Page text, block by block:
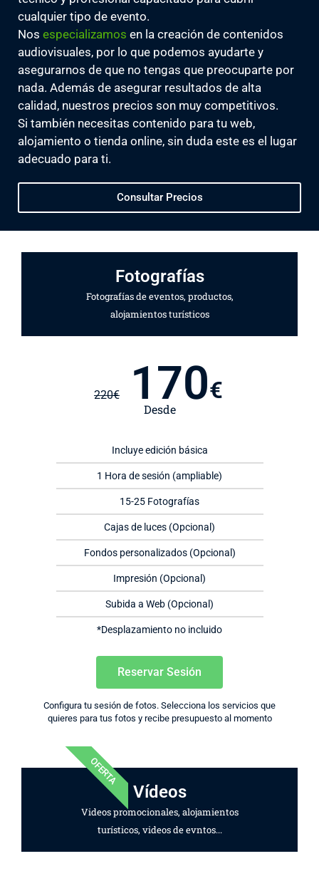
cualquier tipo de evento.
Nos especializamos en la creación de contenidos
audiovisuales, por lo que podemos ayudarte y
asegurarnos de que no tengas que preocuparte por
nada. Además de asegurar resultados de alta
calidad, nuestros precios son muy competitivos.
Si también necesitas contenido para tu web,
alojamiento o tienda online, sin duda este es el lugar
adecuado para ti.
Consultar Precios
Fotografías
Fotografías de eventos, productos,
alojamientos turísticos
220€ 170€
Desde
Incluye edición básica
1 Hora de sesión (ampliable)
15-25 Fotografías
Cajas de luces (Opcional)
Fondos personalizados (Opcional)
Impresión (Opcional)
Subida a Web (Opcional)
*Desplazamiento no incluido
Reservar Sesión
Configura tu sesión de fotos. Selecciona los servicios que
quieres para tus fotos y recibe presupuesto al momento
OFERTA
Vídeos
Videos promocionales, alojamientos
turísticos, videos de evntos...